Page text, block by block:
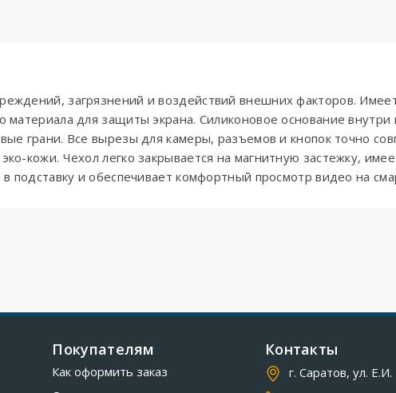
загрязнений и воздействий внешних факторов.
для защиты экрана. Силиконовое основание
грани. Все вырезы для камеры, разъемов и кнопок точно
кожи. Чехол легко закрывается на магнитную застежку,
подставку и обеспечивает комфортный просмотр видео на
Покупателям
Как оформить заказ
Контакты
г. Саратов, ул.